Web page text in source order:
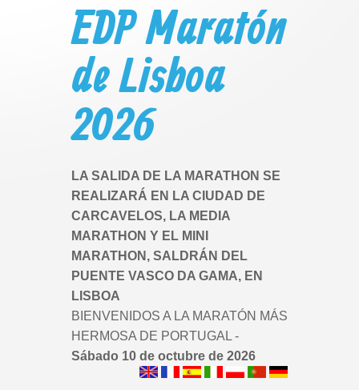
EDP Maratón
de Lisboa
2026
LA SALIDA DE LA MARATHON SE
REALIZARÁ EN LA CIUDAD DE
CARCAVELOS, LA MEDIA
MARATHON Y EL MINI
MARATHON, SALDRÁN DEL
PUENTE VASCO DA GAMA, EN
LISBOA
BIENVENIDOS A LA MARATÓN MÁS
HERMOSA DE PORTUGAL -
Sábado 10 de octubre de 2026